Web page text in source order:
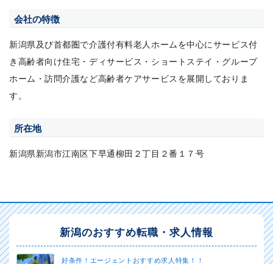
会社の特徴
新潟県及び首都圏で介護付有料老人ホームを中心にサービス付
き高齢者向け住宅・ディサービス・ショートステイ・グループ
ホーム・訪問介護など高齢者ケアサービスを展開しておりま
す。
所在地
新潟県新潟市江南区下早通柳田２丁目２番１７号
新潟のおすすめ転職・求人情報
好条件！エージェントおすすめ求人特集！！